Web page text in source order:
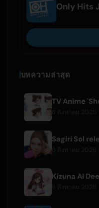
Only Hits
บทความล่าสุด